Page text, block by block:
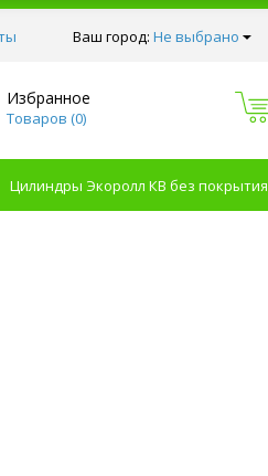
Ваш город: Не выбрано
Избранное
Товаров (0)
Цилиндры Экоролл КВ без покрытия